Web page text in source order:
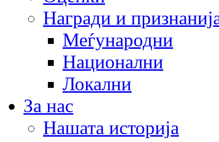
Награди и
Меѓународни
Национални
Локални
За нас
Нашата историја